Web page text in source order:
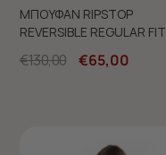
ΜΠΟΥΦΑΝ RIPSTOP
REVERSIBLE REGULAR FIT
€130,00 €65,00